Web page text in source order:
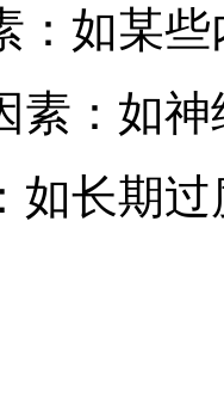
如某些
：如神
长期过